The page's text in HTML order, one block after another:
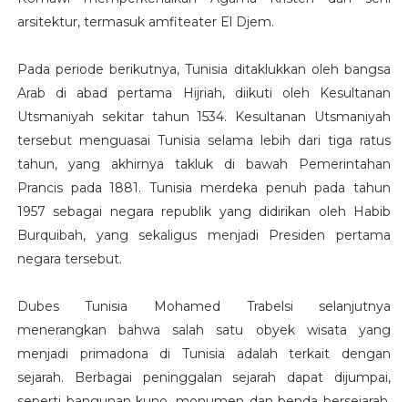
arsitektur, termasuk amfiteater El Djem.
Pada periode berikutnya, Tunisia ditaklukkan oleh bangsa
Arab di abad pertama Hijriah, diikuti oleh Kesultanan
Utsmaniyah sekitar tahun 1534. Kesultanan Utsmaniyah
tersebut menguasai Tunisia selama lebih dari tiga ratus
tahun, yang akhirnya takluk di bawah Pemerintahan
Prancis pada 1881. Tunisia merdeka penuh pada tahun
1957 sebagai negara republik yang didirikan oleh Habib
Burquibah, yang sekaligus menjadi Presiden pertama
negara tersebut.
Dubes Tunisia Mohamed Trabelsi selanjutnya
menerangkan bahwa salah satu obyek wisata yang
menjadi primadona di Tunisia adalah terkait dengan
sejarah. Berbagai peninggalan sejarah dapat dijumpai,